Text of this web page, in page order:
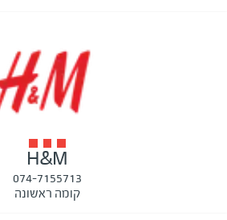
H&M
074-7155713
קומה ראשונה